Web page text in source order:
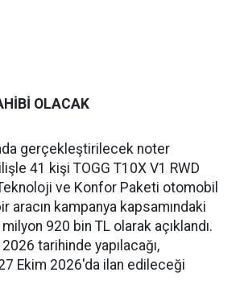
OLACAK
gerçekleştirilecek noter
41 kişi TOGG T10X V1 RWD
ve Konfor Paketi otomobil
aracın kampanya kapsamındaki
920 bin TL olarak açıklandı.
tarihinde yapılacağı,
Ekim 2026'da ilan edileceği